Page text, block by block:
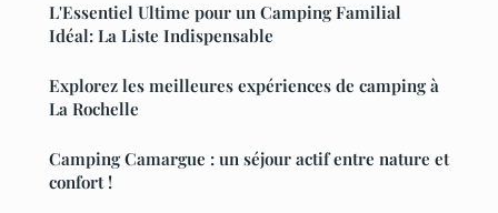
L'Essentiel Ultime pour un Camping Familial
Idéal: La Liste Indispensable
Explorez les meilleures expériences de camping à
La Rochelle
Camping Camargue : un séjour actif entre nature et
confort !